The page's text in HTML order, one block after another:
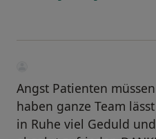
Angst Patienten
haben ganze Team
in Ruhe viel Geduld